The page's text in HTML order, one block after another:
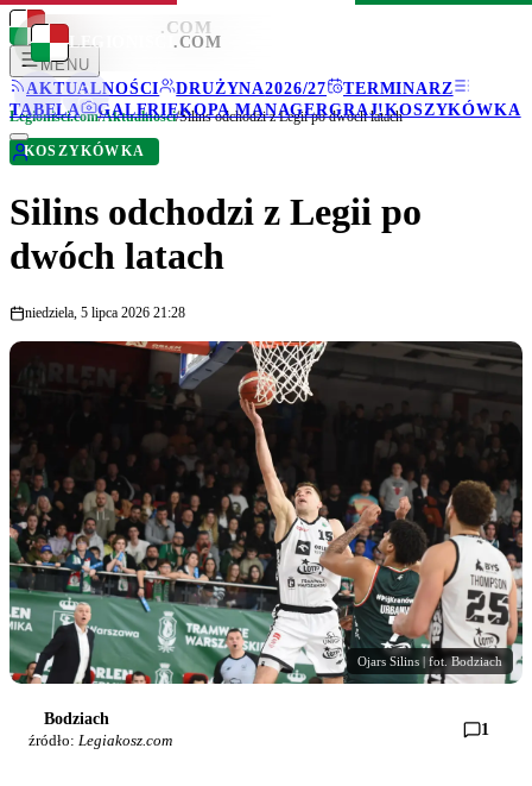
LEGIONISCI .COM
MENU
AKTUALNOŚCI
DRUŻYNA2026/27
TERMINARZ
TABELA
GALERIEKOPA MANAGERGRAJ!KOSZYKÓWKA
LEGIONISCI .COM
Legionisci.com/Aktualności/Silins odchodzi z Legii po dwóch latach
KOSZYKÓWKA
Silins odchodzi z Legii po
dwóch latach
niedziela, 5 lipca 2026 21:28
Ojars Silins | fot. Bodziach
Bodziach
źródło: Legiakosz.com
1